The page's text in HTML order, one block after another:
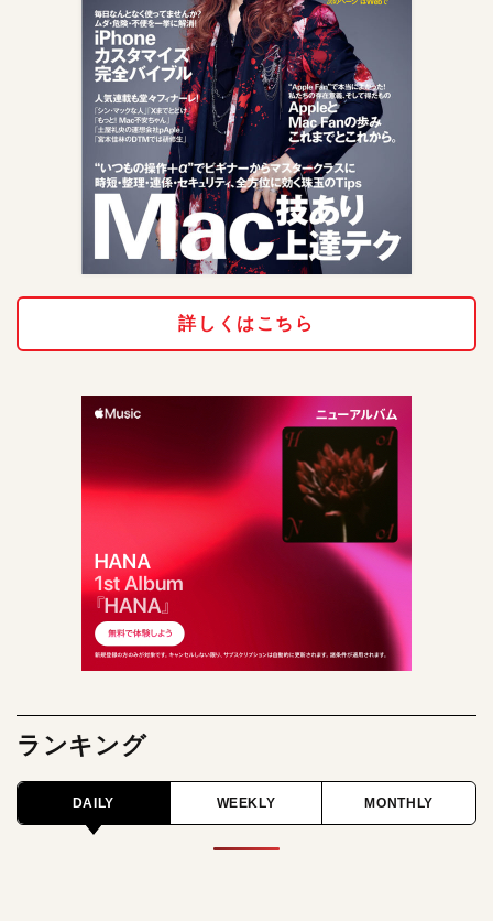
詳しくはこちら
ランキング
DAILY WEEKLY MONTHLY